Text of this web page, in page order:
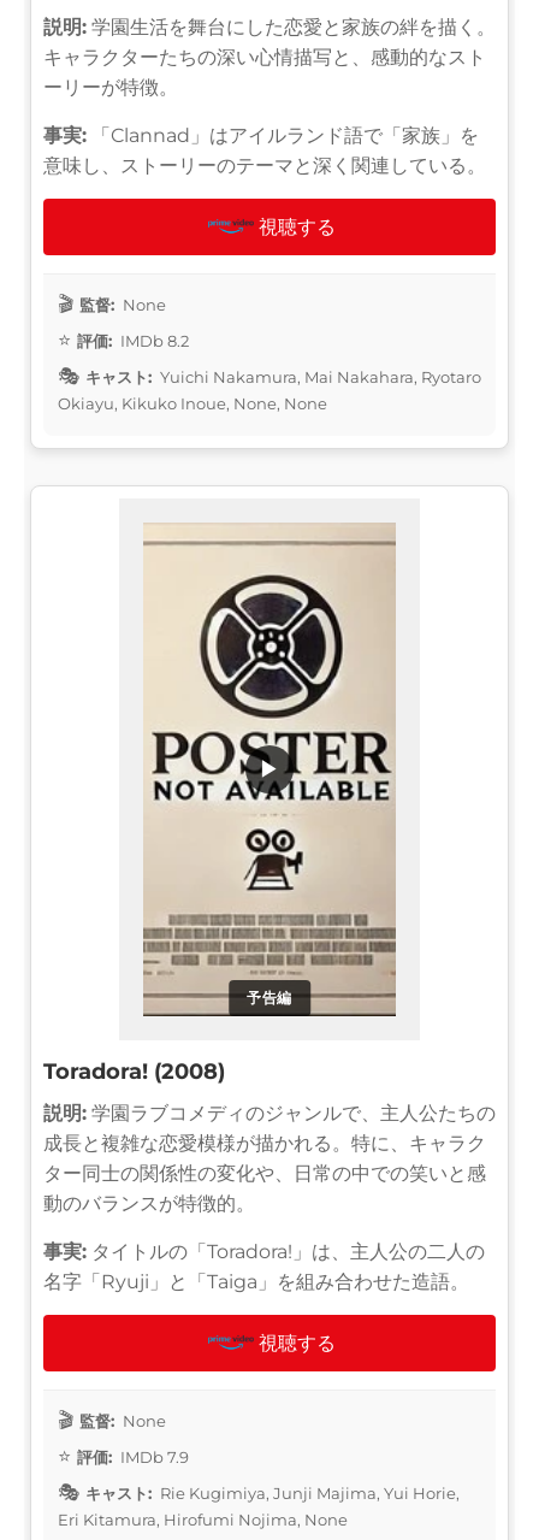
説明: 学園生活を舞台にした恋愛と家族の絆を描く。
キャラクターたちの深い心情描写と、感動的なスト
ーリーが特徴。
事実: 「Clannad」はアイルランド語で「家族」を
意味し、ストーリーのテーマと深く関連している。
視聴する
監督: None
評価: IMDb 8.2
キャスト: Yuichi Nakamura, Mai Nakahara, Ryotaro
Okiayu, Kikuko Inoue, None, None
予告編
▶
Toradora! (2008)
説明: 学園ラブコメディのジャンルで、主人公たちの
成長と複雑な恋愛模様が描かれる。特に、キャラク
ター同士の関係性の変化や、日常の中での笑いと感
動のバランスが特徴的。
事実: タイトルの「Toradora!」は、主人公の二人の
名字「Ryuji」と「Taiga」を組み合わせた造語。
視聴する
監督: None
評価: IMDb 7.9
キャスト: Rie Kugimiya, Junji Majima, Yui Horie,
Eri Kitamura, Hirofumi Nojima, None